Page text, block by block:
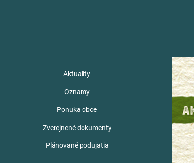
Aktuality
Oznamy
Ponuka obce
Zverejnené dokumenty
Plánované podujatia